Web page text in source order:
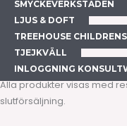
SMYCKEVERKSTADEN
LJUS & DOFT
TREEHOUSE
TJEJKVÄLL
INLOGGNING
Alla produkter visas med
slutförsäljning.